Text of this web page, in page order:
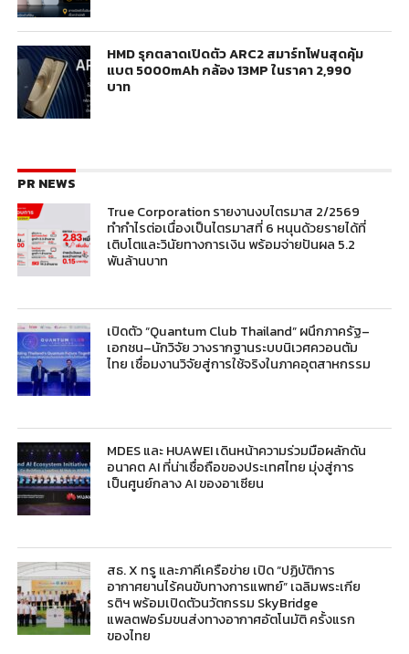
HMD รุกตลาดเปิดตัว ARC2 สมาร์ทโฟนสุดคุ้ม
แบต 5000mAh กล้อง 13MP ในราคา 2,990
บาท
PR NEWS
True Corporation รายงานงบไตรมาส 2/2569
ทำกำไรต่อเนื่องเป็นไตรมาสที่ 6 หนุนด้วยรายได้ที่
เติบโตและวินัยทางการเงิน พร้อมจ่ายปันผล 5.2
พันล้านบาท
เปิดตัว “Quantum Club Thailand” ผนึกภาครัฐ–
เอกชน–นักวิจัย วางรากฐานระบบนิเวศควอนตัม
ไทย เชื่อมงานวิจัยสู่การใช้จริงในภาคอุตสาหกรรม
MDES และ HUAWEI เดินหน้าความร่วมมือผลักดัน
อนาคต AI ที่น่าเชื่อถือของประเทศไทย มุ่งสู่การ
เป็นศูนย์กลาง AI ของอาเซียน
สธ. X ทรู และภาคีเครือข่าย เปิด “ปฏิบัติการ
อากาศยานไร้คนขับทางการแพทย์” เฉลิมพระเกีย
รติฯ พร้อมเปิดตัวนวัตกรรม SkyBridge
แพลตฟอร์มขนส่งทางอากาศอัตโนมัติ ครั้งแรก
ของไทย